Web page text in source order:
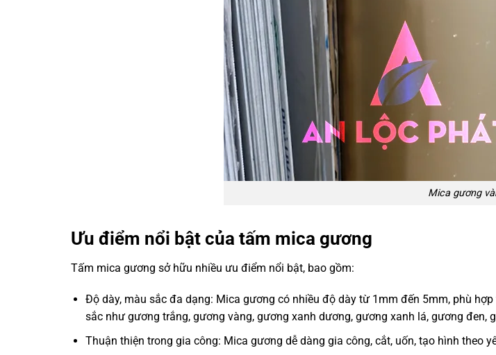
Mica gương
Ưu điểm nổi bật của tấm mica gương
Tấm mica gương sở hữu nhiều ưu điểm nổi bật, bao gồm:
Độ dày, màu sắc đa dạng: Mica gương có nhiều độ dày từ 1mm đến 5mm, phù
sắc như gương trắng, gương vàng, gương xanh dương, gương xanh lá, gương
Thuận thiện trong gia công: Mica gương dễ dàng gia công, cắt, uốn, tạo hình theo